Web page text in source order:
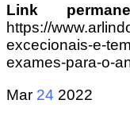
Link
https://
excecionais-e-
exames-para-o-
Mar 24 2022